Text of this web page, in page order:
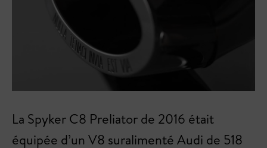
La Spyker C8 Preliator de 2016 était
équipée d’un V8 suralimenté Audi de 518